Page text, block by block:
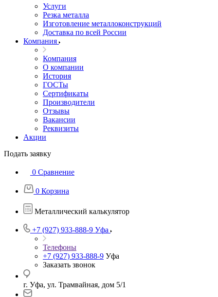
Услуги
Резка металла
Изготовление металлоконструкций
Доставка по всей России
Компания
Компания
О компании
История
ГОСТы
Сертификаты
Производители
Отзывы
Вакансии
Реквизиты
Акции
Подать заявку
0 Сравнение
0 Корзина
Металлический калькулятор
+7 (927) 933-888-9 Уфа
Телефоны
+7 (927) 933-888-9 Уфа
Заказать звонок
г. Уфа, ул. Трамвайная, дом 5/1